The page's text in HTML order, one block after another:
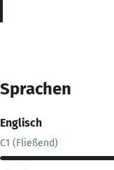
Sprachen
Englisch
C1 (Fließend)